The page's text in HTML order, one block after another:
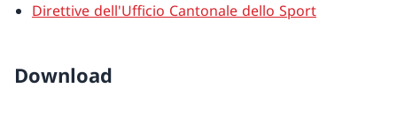
Direttive dell'Ufficio Cantonale dello Sport
Download